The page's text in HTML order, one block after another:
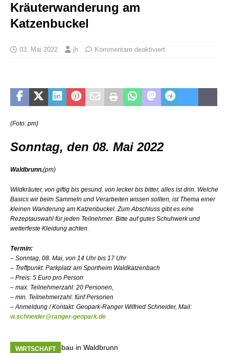
Kräuterwanderung am
Katzenbuckel
03. Mai 2022 jh Kommentare deaktiviert
(Foto: pm)
Sonntag, den 08. Mai 2022
Waldbrunn.(pm)
Wildkräuter, von giftig bis gesund, von lecker bis bitter, alles ist drin. Welche
Basics wir beim Sammeln und Verarbeiten wissen sollten, ist Thema einer
kleinen Wanderung am Katzenbuckel. Zum Abschluss gibt es eine
Rezeptauswahl für jeden Teilnehmer. Bitte auf gutes Schuhwerk und
wetterfeste Kleidung achten.
Termin:
– Sonntag, 08. Mai, von 14 Uhr bis 17 Uhr
– Treffpunkt: Parkplatz am Sportheim Waldkatzenbach
– Preis: 5 Euro pro Person
– max. Teilnehmerzahl: 20 Personen,
– min. Teilnehmerzahl: fünf Personen
– Anmeldung / Kontakt: Geopark-Ranger Wilfried Schneider, Mail:
w.schneider@ranger-geopark.de
WIRTSCHAFT